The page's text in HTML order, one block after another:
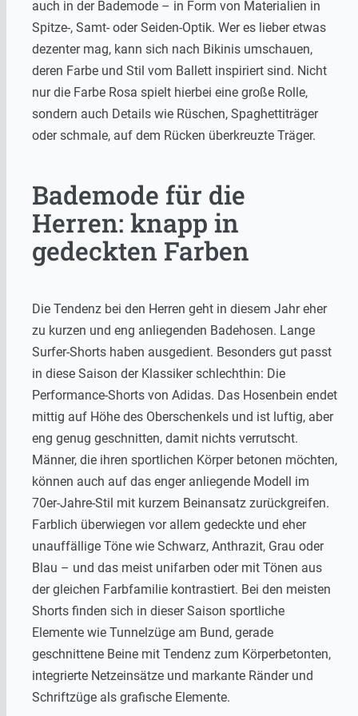
auch in der Bademode – in Form von Materialien in
Spitze-, Samt- oder Seiden-Optik. Wer es lieber etwas
dezenter mag, kann sich nach Bikinis umschauen,
deren Farbe und Stil vom Ballett inspiriert sind. Nicht
nur die Farbe Rosa spielt hierbei eine große Rolle,
sondern auch Details wie Rüschen, Spaghettiträger
oder schmale, auf dem Rücken überkreuzte Träger.
Bademode für die
Herren: knapp in
gedeckten Farben
Die Tendenz bei den Herren geht in diesem Jahr eher
zu kurzen und eng anliegenden Badehosen. Lange
Surfer-Shorts haben ausgedient. Besonders gut passt
in diese Saison der Klassiker schlechthin: Die
Performance-Shorts von Adidas. Das Hosenbein endet
mittig auf Höhe des Oberschenkels und ist luftig, aber
eng genug geschnitten, damit nichts verrutscht.
Männer, die ihren sportlichen Körper betonen möchten,
können auch auf das enger anliegende Modell im
70er-Jahre-Stil mit kurzem Beinansatz zurückgreifen.
Farblich überwiegen vor allem gedeckte und eher
unauffällige Töne wie Schwarz, Anthrazit, Grau oder
Blau – und das meist unifarben oder mit Tönen aus
der gleichen Farbfamilie kontrastiert. Bei den meisten
Shorts finden sich in dieser Saison sportliche
Elemente wie Tunnelzüge am Bund, gerade
geschnittene Beine mit Tendenz zum Körperbetonten,
integrierte Netzeinsätze und markante Ränder und
Schriftzüge als grafische Elemente.